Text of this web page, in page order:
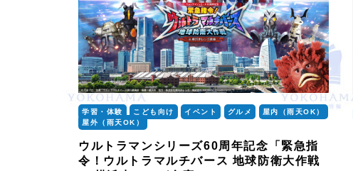
学習・体験 こども向け イベント グルメ
屋内（雨天OK）
屋外（雨天OK）
ウルトラマンシリーズ60周年記念「緊急指
令！ウルトラマルチバース 地球防衛大作戦